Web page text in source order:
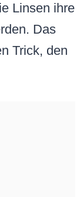
Linsen ihre
Das
Trick, den